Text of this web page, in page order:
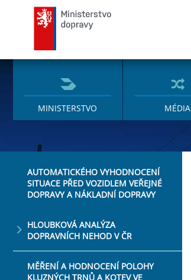
MINISTERSTVO MÉDIA
AUTOMATICKÉHO VYHODNOCENÍ
SITUACE PŘED VOZIDLEM VEŘEJNÉ
DOPRAVY A NÁKLADNÍ DOPRAVY
HLOUBKOVÁ ANALÝZA
DOPRAVNÍCH NEHOD V ČR
MĚŘENÍ A HODNOCENÍ POLOHY
KLUZNÝCH TRNŮ A KOTEV VE